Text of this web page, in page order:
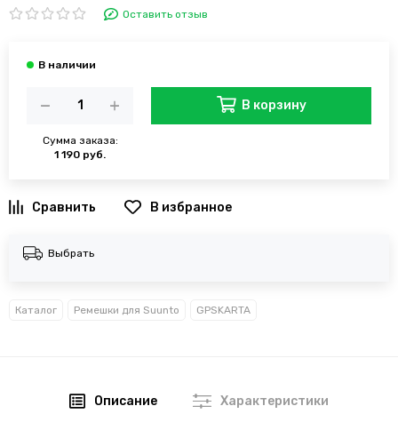
Оставить отзыв
Сумма заказа:
1 190 руб.
В корзину
В избранное
Выбрать
Каталог Ремешки для Suunto GPSKARTA
Описание Характеристики